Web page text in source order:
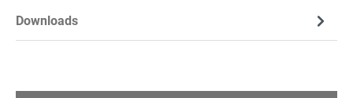
Downloads